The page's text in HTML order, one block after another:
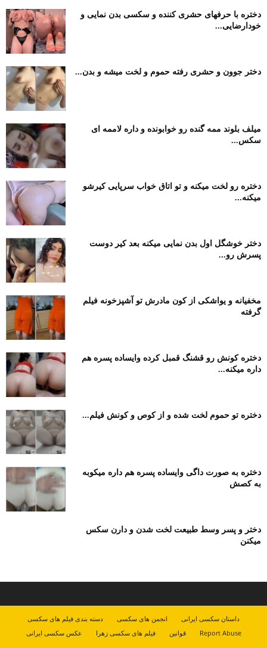
دختره با حرفهای حشری کننده و سکسی بدن نمایی و
خودارضایی...
دختر جوون و حشری رفته حموم و لخت میشه و بدن...
میلف بلوند ممه گنده رو خوابونده و داره لاممه ای
سکس...
دختره رو لخت میکنه و تو اتاق خواب سرپایی کیرشو
میکنه...
دختر خوشگل اول بدن نمایی میکنه بعد کیر دوست
پسرش رو...
مخفیانه و یواشکی از کون مادرش تو آشپزخونه فیلم
گرفته
دختره کونش رو قشنگ قمبل کرده وایساده پسره هم
داره میکنه...
دختره تو حموم لخت شده و از کوص و کونش فیلم...
دختره به صورت داگی وایساده پسره هم داره میکوبه
به کصش
دختر و پسر وسط طبیعت لخت شدن و دارن سکس
میکنن
دسته بندی فیلم های سکسی انجمن های سکسی
داستان سکسی ایرانی
عکس سکسی ایرانی
فیلم های سکسی زهرا قوانین
Report Abuse